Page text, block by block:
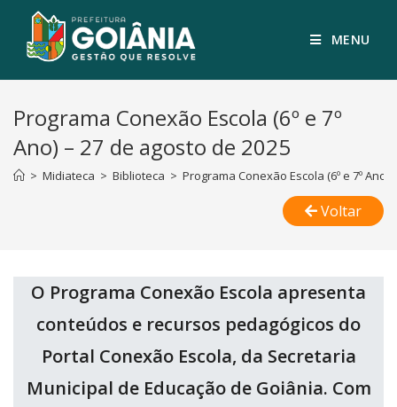
MENU
Programa Conexão Escola (6º e 7º
Ano) – 27 de agosto de 2025
> Midiateca > Biblioteca > Programa Conexão Escola (6º e 7º Ano)
Voltar
O Programa Conexão Escola apresenta
conteúdos e recursos pedagógicos do
Portal Conexão Escola, da Secretaria
Municipal de Educação de Goiânia. Com